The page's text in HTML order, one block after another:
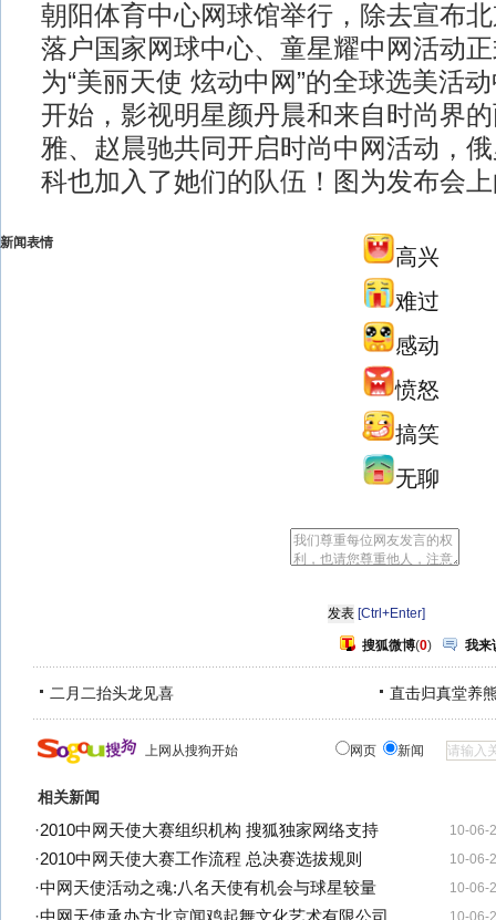
朝阳体育中心网球馆举行，除去宣布
落户国家网球中心、童星耀中网活动
为“美丽天使 炫动中网”的全球选美活
开始，影视明星颜丹晨和来自时尚界
雅、赵晨驰共同开启时尚中网活动，
科也加入了她们的队伍！图为发布会
新闻表情
高兴
难过
感动
愤怒
搞笑
无聊
[Ctrl+Enter]
搜狐微博(0) 我来
二月二抬头龙见喜 直击归真堂养
上网从搜狗开始 网页 新闻
相关新闻
10-06-
·2010中网天使大赛组织机构 搜狐独家网络支持
10-06-
·2010中网天使大赛工作流程 总决赛选拔规则
10-06-
·中网天使活动之魂:八名天使有机会与球星较量
10-06-